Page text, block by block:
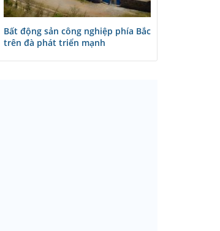
Bất động sản công nghiệp phía Bắc
trên đà phát triển mạnh